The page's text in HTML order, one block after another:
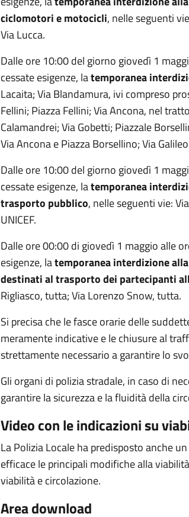
ciclomotori e motocicli, nelle seguenti
Via Lucca.
Dalle ore 10:00 del giorno giovedì 1
cessate esigenze, latemporanea
Lacaita; Via Blandamura, ivi compreso
Fellini; Piazza Fellini; Via Ancona, nel
Calamandrei; Via Gobetti; Piazzale
Via Ancona e Piazza Borsellino; Via
Dalle ore 10:00 del giorno giovedì 1
cessate esigenze, latemporanea
trasporto pubblico, nelle seguenti vie:
UNICEF.
Dalle ore 00:00 di giovedì 1 maggio alle
esigenze, latemporanea interdizione
destinati al trasporto dei partecipanti
Rigliasco, tutta; Via Lorenzo Snow, tutta.
Si precisa che le fasce orarie delle
meramente indicative e le chiusure al
strettamente necessario a garantire lo
Gli organi di polizia stradale, in caso di
garantire la sicurezza e la fluidità della
Video con le indicazioni su
La Polizia Locale ha predisposto anche
efficace le principali modifiche alla
viabilità e circolazione.
Area download